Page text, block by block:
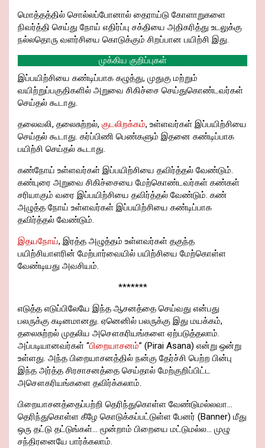
மொத்தத்தில் சொல்லப்போனால் தைராய்டு கோளாறுகளை
நிவர்த்தி செய்து நோய் எதிர்ப்பு சக்தியை அதிகரித்து உடலுக்கு
நல்லதொரு வளர்சியை கொடுக்கும் சிறப்பான பயிற்சி இது.
முக்கிய குறிப்புகள்
இப்பயிற்சியை கண்டிப்பாக கழுத்து, முதுகு மற்றும்
வயிற்றுப்பகுதிகளில் அறுவை சிகிச்சை செய்துகொண்டவர்கள்
செய்தல் கூடாது.
தலைவலி, தலைசுற்றல், குடலிறக்கம், உள்ளவர்கள் இப்பயிற்சியை
செய்தல் கூடாது. கர்ப்பிணி பெண்களும் இதனை கண்டிப்பாக
பயிற்சி செய்தல் கூடாது.
கண்நோய் உள்ளவர்கள் இப்பயிற்சியை தவிர்த்தல் வேண்டும்.
கண்புரை அறுவை சிகிச்சையை மேற்கொண்டவர்கள் கண்கள்
சரியாகும் வரை இப்பயிற்சியை தவிர்த்தல் வேண்டும். கண்
அழுத்த நோய் உள்ளவர்கள் இப்பயிற்சியை கண்டிப்பாக
தவிர்த்தல் வேண்டும்.
இதயநோய், இரத்த அழுத்தம் உள்ளவர்கள் தகுந்த
பயிற்சியாளரின் மேற்பார்வையில் பயிற்சியை மேற்கொள்ள
வேண்டியது அவசியம்.
*******
எடுத்த எடுப்பிலேயே இந்த ஆசனத்தை செய்வது என்பது
பலருக்கு கடினமானது. ஏனெனில் பலருக்கு இது மயக்கம்,
தலைசுற்றல் முதலிய அசௌகரியங்களை ஏற்படுத்தலாம்.
அப்படியானவர்கள் “பிறையாசனம்” (Pirai Asana) என்று ஒன்று
உள்ளது. அந்த பிறையாசனத்தில் நன்கு தேர்ச்சி பெற்ற பின்பு
இந்த அர்த்த சிரசாசனத்தை செய்தால் மேற்குறிப்பிட்ட
அசௌகரியங்களை தவிர்க்கலாம்.
பிறையாசனத்தைப்பற்றி தெரிந்துகொள்ள வேண்டுமல்லவா…
தெரிந்துகொள்ள கீழே கொடுக்கப்பட்டுள்ள பேனர் (Banner) மீது
ஒரு தட்டு தட்டுங்கள்… மூன்றாம் பிறையை மட்டுமல்ல… முழு
சந்திரனையே பார்க்கலாம்.